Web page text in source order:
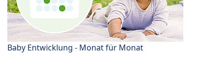
Baby Entwicklung - Monat für Monat